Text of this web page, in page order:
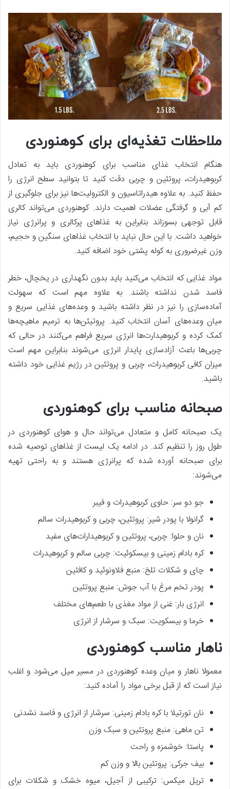
ملاحظات تغذیه‌ای برای کوهنوردی
هنگام انتخاب غذای مناسب برای کوهنوردی باید به تعادل
کربوهیدرات، پروتئین و چربی دقت کنید تا بتوانید سطح انرژی را
حفظ کنید. به علاوه هیدراتاسیون و الکترولیت‌ها نیز برای جلوگیری از
کم آبی و گرفتگی عضلات اهمیت دارند. کوهنوردی می‌تواند کالری
قابل توجهی بسوزاند بنابراین به غذاهای پرکالری و پرانرژی نیاز
خواهید داشت. با این حال نباید با انتخاب غذاهای سنگین و حجیم،
وزن غیرضروری به کوله پشتی خود اضافه کنید.
مواد غذایی که انتخاب می‌کنید باید بدون نگهداری در یخچال، خطر
فاسد شدن نداشته باشند. به علاوه مهم است که سهولت
آماده‌سازی را نیز در نظر داشته باشید و وعده‌های غذایی سریع و
میان وعده‌های آسان انتخاب کنید. پروتیئن‌ها به ترمیم ماهیچه‌ها
کمک کرده و کربوهیدارت‌ها انرژی سریع فراهم می‌کنند در حالی که
چربی‌ها باعث آزادسازی پایدار انرژی می‌شوند بنابراین مهم است
میزان کافی کربوهیدرات، چربی و پروتئین در رژیم غذایی خود داشته
باشید.
صبحانه مناسب برای کوهنوردی
یک صبحانه کامل و متعادل می‌تواند حال و هوای کوهنوردی در
طول روز را تنظیم کند. در ادامه یک لیست از غذاهای توصیه شده
برای صبحانه آورده شده که پرانرژی هستند و به راحتی تهیه
می‌شوند:
جو دو سر: حاوی کربوهیدرات و فیبر
گرانولا با پودر شیر: پروتئین، چربی و کربوهیدرات سالم
نان و حلوا: چربی، پروتئین و کربوهیدارات‌های مفید
کره بادام زمینی و بیسکوئیت: چربی سالم و کربوهیدرات
چای و شکلات تلخ: منبع فلاونوئید و کافئین
پودر تخم مرغ با آب جوش: منبع پروتئین
انرژی بار: غنی از مواد مغذی با طعم‌های مختلف
خرما و بیسکویت: سبک و سرشار از انرژی
ناهار مناسب کوهنوردی
معمولا ناهار و میان وعده کوهنوردی در مسیر میل می‌شود و اغلب
نیاز است که از قبل برخی مواد را آماده کنید:
نان تورتیلا با کره بادام زمینی: سرشار از انرژی و فاسد نشدنی
تن ماهی: منبع پروتئین و سبک وزن
پاستا: خوشمزه و راحت
بیف جرکی: پروتئین بالا و وزن کم
تریل میکس: ترکیبی از آجیل، میوه خشک و شکلات برای